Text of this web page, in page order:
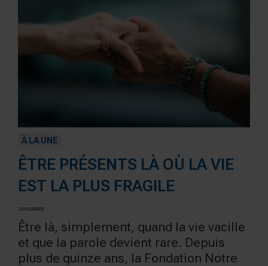
À LA UNE
ÊTRE PRÉSENTS LÀ OÙ LA VIE
EST LA PLUS FRAGILE
12/12/2025
Être là, simplement, quand la vie vacille
et que la parole devient rare. Depuis
plus de quinze ans, la Fondation Notre